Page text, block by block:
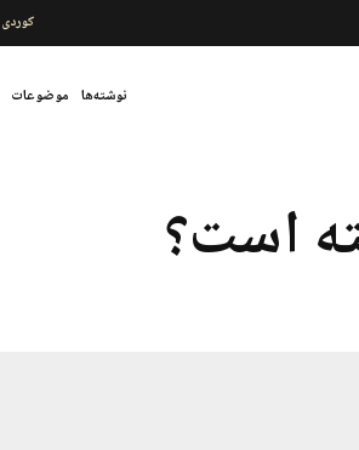
کوردی
نوشتەها موضوعات
است؟